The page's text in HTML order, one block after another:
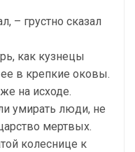
– грустно сказал
как кузнецы
ее в крепкие оковы.
на исходе.
умирать люди, не
мертвых.
колеснице к